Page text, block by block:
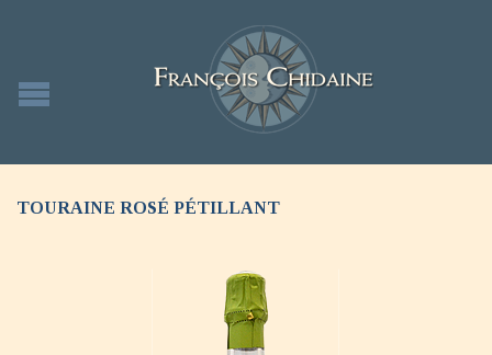
TOURAINE ROSÉ PÉTILLANT